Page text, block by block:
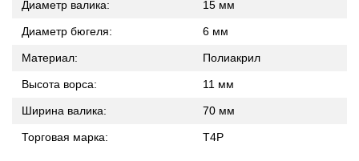
Диаметр валика: 15 мм
Диаметр бюгеля: 6 мм
Материал: Полиакрил
Высота ворса: 11 мм
Ширина валика: 70 мм
Торговая марка: T4P